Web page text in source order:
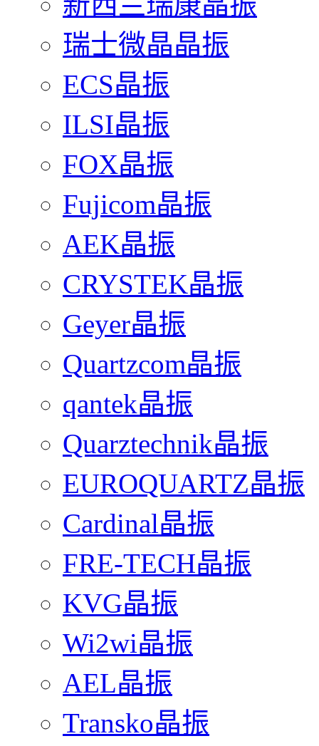
瑞士微晶晶振
ECS晶振
ILSI晶振
FOX晶振
Fujicom晶振
AEK晶振
CRYSTEK晶振
Geyer晶振
Quartzcom晶振
qantek晶振
Quarztechnik晶振
EUROQUARTZ晶振
Cardinal晶振
FRE-TECH晶振
KVG晶振
Wi2wi晶振
AEL晶振
Transko晶振